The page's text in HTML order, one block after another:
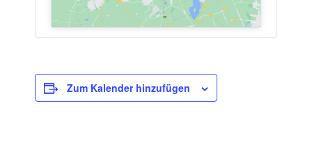
Zum Kalender hinzufügen